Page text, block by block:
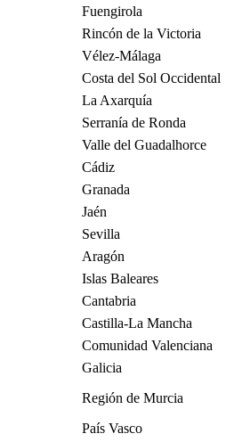
Fuengirola
Rincón de la Victoria
Vélez-Málaga
Costa del Sol Occidental
La Axarquía
Serranía de Ronda
Valle del Guadalhorce
Cádiz
Granada
Jaén
Sevilla
Aragón
Islas Baleares
Cantabria
Castilla-La Mancha
Comunidad Valenciana
Galicia
Región de Murcia
País Vasco